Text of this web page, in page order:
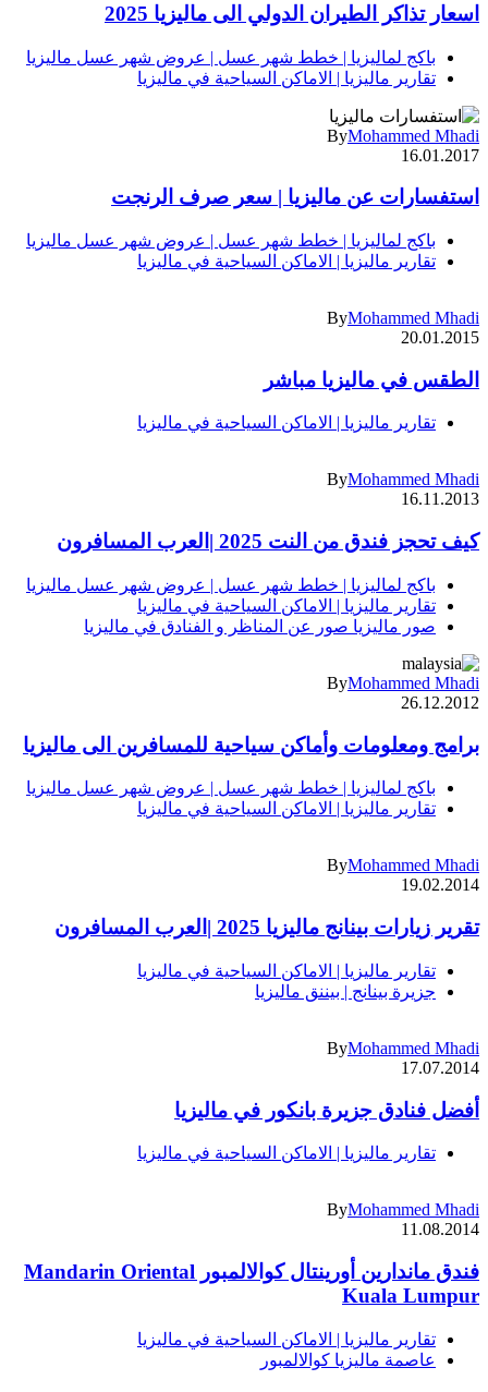
اسعار تذاكر الطيران الدولي الى ماليزيا 2025
باكج لماليزيا | خطط شهر عسل | عروض شهر عسل ماليزيا
تقارير ماليزيا | الاماكن السياحية في ماليزيا
ByMohammed Mhadi
16.01.2017
استفسارات عن ماليزيا | سعر صرف الرنجت
باكج لماليزيا | خطط شهر عسل | عروض شهر عسل ماليزيا
تقارير ماليزيا | الاماكن السياحية في ماليزيا
ByMohammed Mhadi
20.01.2015
الطقس في ماليزيا مباشر
تقارير ماليزيا | الاماكن السياحية في ماليزيا
ByMohammed Mhadi
16.11.2013
كيف تحجز فندق من النت 2025 |العرب المسافرون
باكج لماليزيا | خطط شهر عسل | عروض شهر عسل ماليزيا
تقارير ماليزيا | الاماكن السياحية في ماليزيا
صور ماليزيا صور عن المناظر و الفنادق في ماليزيا
ByMohammed Mhadi
26.12.2012
برامج ومعلومات وأماكن سياحية للمسافرين الى ماليزيا
باكج لماليزيا | خطط شهر عسل | عروض شهر عسل ماليزيا
تقارير ماليزيا | الاماكن السياحية في ماليزيا
ByMohammed Mhadi
19.02.2014
تقرير زيارات بينانج ماليزيا 2025 |العرب المسافرون
تقارير ماليزيا | الاماكن السياحية في ماليزيا
جزيرة بينانج | بيننق ماليزيا
ByMohammed Mhadi
17.07.2014
أفضل فنادق جزيرة بانكور في ماليزيا
تقارير ماليزيا | الاماكن السياحية في ماليزيا
ByMohammed Mhadi
11.08.2014
فندق ماندارين أورينتال كوالالمبور Mandarin Oriental
Kuala Lumpur
تقارير ماليزيا | الاماكن السياحية في ماليزيا
عاصمة ماليزيا كوالالمبور